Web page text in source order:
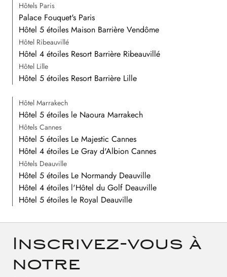
Hôtels Paris
Palace Fouquet's Paris
Hôtel 5 étoiles Maison Barrière Vendôme
Hôtel Ribeauvillé
Hôtel 4 étoiles Resort Barrière Ribeauvillé
Hôtel Lille
Hôtel 5 étoiles Resort Barrière Lille
Hôtel Marrakech
Hôtel 5 étoiles le Naoura Marrakech
Hôtels Cannes
Hôtel 5 étoiles Le Majestic Cannes
Hôtel 4 étoiles Le Gray d'Albion Cannes
Hôtels Deauville
Hôtel 5 étoiles Le Normandy Deauville
Hôtel 4 étoiles l'Hôtel du Golf Deauville
Hôtel 5 étoiles le Royal Deauville
Inscrivez-vous à
notre